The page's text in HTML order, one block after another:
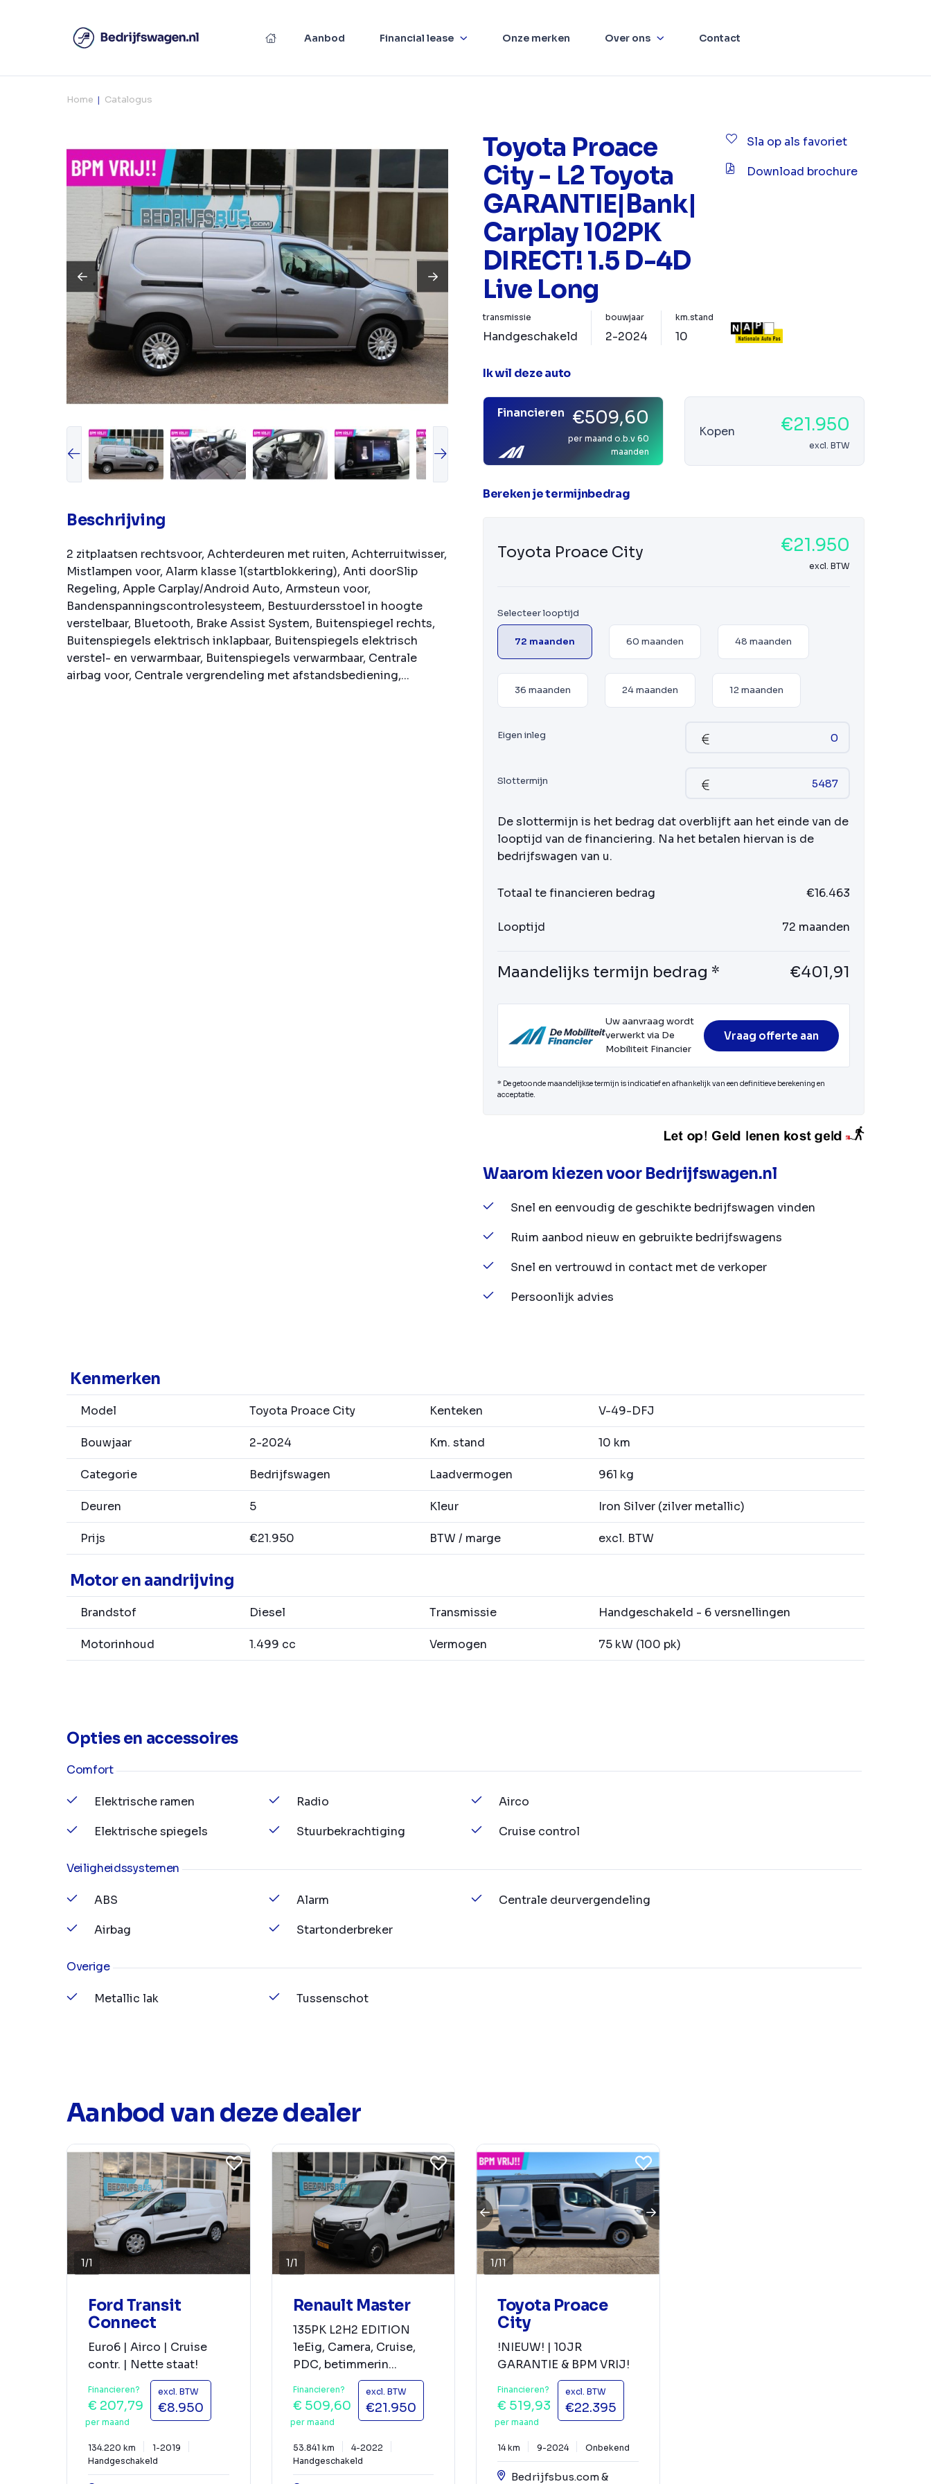
Aanbod Financial lease Onze merken Over ons Contact
Home Catalogus
Beschrijving
2 zitplaatsen rechtsvoor, Achterdeuren met ruiten, Achterruitwisser,
Mistlampen voor, Alarm klasse 1(startblokkering), Anti doorSlip
Regeling, Apple Carplay/Android Auto, Armsteun voor,
Bandenspanningscontrolesysteem, Bestuurdersstoel in hoogte
verstelbaar, Bluetooth, Brake Assist System, Buitenspiegel rechts,
Buitenspiegels elektrisch inklapbaar, Buitenspiegels elektrisch
verstel- en verwarmbaar, Buitenspiegels verwarmbaar, Centrale
airbag voor, Centrale vergrendeling met afstandsbediening,...
Toyota Proace
City - L2 Toyota
GARANTIE|Bank|
Carplay 102PK
DIRECT! 1.5 D-4D
Live Long
Sla op als favoriet
Download brochure
transmissie
Handgeschakeld
bouwjaar
2-2024
km.stand
10
Ik wil deze auto
Financieren €509,60
per maand o.b.v 60
maanden
Kopen €21.950
excl. BTW
Bereken je termijnbedrag
Toyota Proace City €21.950
excl. BTW
Selecteer looptijd
72 maanden 60 maanden 48 maanden
36 maanden 24 maanden 12 maanden
Eigen inleg
Slottermijn
De slottermijn is het bedrag dat overblijft aan het einde van de
looptijd van de financiering. Na het betalen hiervan is de
bedrijfswagen van u.
Totaal te financieren bedrag €16.463
Looptijd 72 maanden
Maandelijks termijn bedrag * €401,91
Uw aanvraag wordt
verwerkt via De
Mobiliteit Financier
Vraag offerte aan
* De getoonde maandelijkse termijn is indicatief en afhankelijk van een definitieve berekening en
acceptatie.
Waarom kiezen voor Bedrijfswagen.nl
Snel en eenvoudig de geschikte bedrijfswagen vinden
Ruim aanbod nieuw en gebruikte bedrijfswagens
Snel en vertrouwd in contact met de verkoper
Persoonlijk advies
Kenmerken
Model Toyota Proace City Kenteken V-49-DFJ
Bouwjaar 2-2024 Km. stand 10 km
Categorie Bedrijfswagen Laadvermogen 961 kg
Deuren 5 Kleur Iron Silver (zilver metallic)
Prijs €21.950 BTW / marge excl. BTW
Motor en aandrijving
Brandstof Diesel Transmissie Handgeschakeld - 6 versnellingen
Motorinhoud 1.499 cc Vermogen 75 kW (100 pk)
Opties en accessoires
Comfort
Elektrische ramen
Elektrische spiegels
Radio
Stuurbekrachtiging
Airco
Cruise control
Veiligheidssystemen
ABS
Airbag
Alarm
Startonderbreker
Centrale deurvergendeling
Overige
Metallic lak Tussenschot
Aanbod van deze dealer
1/1
Ford Transit
Connect
Euro6 | Airco | Cruise
contr. | Nette staat!
Financieren?
€ 207,79
per maand
excl. BTW
€8.950
134.220 km
1-2019
Handgeschakeld
1/1
Renault Master
135PK L2H2 EDITION
1eEig, Camera, Cruise,
PDC, betimmerin...
Financieren?
€ 509,60
per maand
excl. BTW
€21.950
53.841 km
4-2022
Handgeschakeld
1/11
Toyota Proace
City
!NIEUW! | 10JR
GARANTIE & BPM VRIJ!
Financieren?
€ 519,93
per maand
excl. BTW
€22.395
14 km 9-2024 Onbekend
Bedrijfsbus.com &